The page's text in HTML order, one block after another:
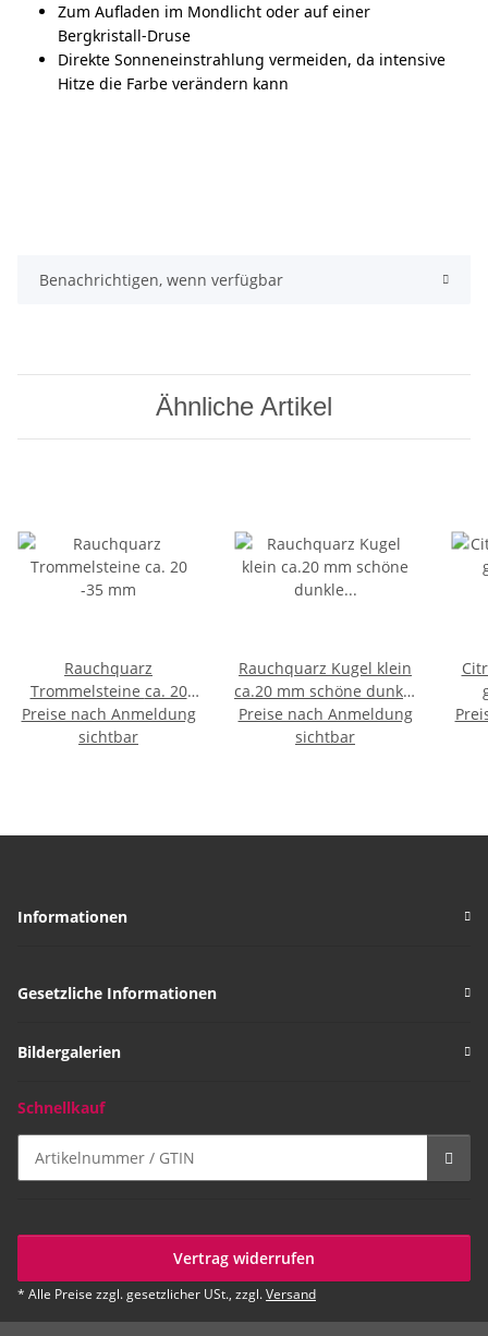
Zum Aufladen im Mondlicht oder auf einer
Bergkristall-Druse
Direkte Sonneneinstrahlung vermeiden, da intensive
Hitze die Farbe verändern kann
Benachrichtigen, wenn verfügbar
Ähnliche Artikel
Rauchquarz
Trommelsteine ca. 20
-35 mm
Preise nach Anmeldung
sichtbar
Rauchquarz Kugel klein
ca.20 mm schöne dunkle
rauchige Qualität
Preise nach Anmeldung
sichtbar
Informationen
Gesetzliche Informationen
Bildergalerien
Schnellkauf
Vertrag widerrufen
* Alle Preise zzgl. gesetzlicher USt., zzgl.Versand